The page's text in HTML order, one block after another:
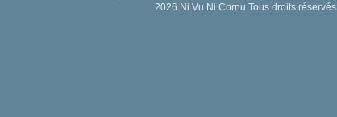
2026 Ni Vu Ni Cornu Tous droits réservés